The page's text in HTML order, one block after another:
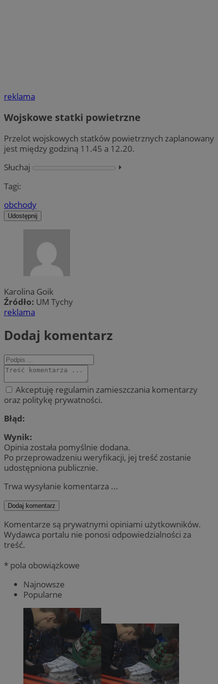
reklama
Wojskowe statki powietrzne
Przelot wojskowych statków powietrznych zaplanowany
jest między godziną 11.45 a 12.20.
Słuchaj
⏵︎
Tagi:
obchody
Udostępnij
Karolina Goik
Źródło: UM Tychy
reklama
Dodaj komentarz
Akceptuję regulamin zamieszczania komentarzy
oraz politykę prywatności.
Błąd:
Wynik:
Opinia została pomyślnie dodana.
Po przeprowadzeniu weryfikacji, jej treść zostanie
udostępniona publicznie.
Trwa wysyłanie komentarza ...
Dodaj komentarz
Komentarze są prywatnymi opiniami użytkowników.
Wydawca portalu nie ponosi odpowiedzialności za
treść.
* pola obowiązkowe
Najnowsze
Popularne